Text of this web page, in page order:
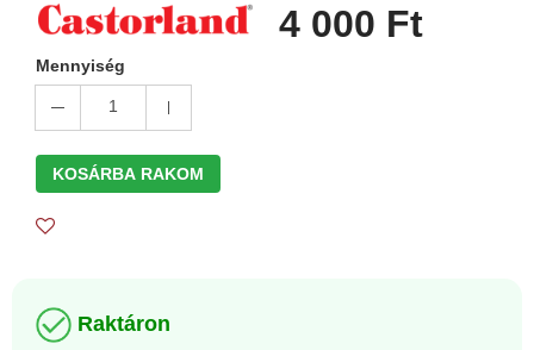
4 000 Ft
Mennyiség
1
KOSÁRBA RAKOM
Raktáron